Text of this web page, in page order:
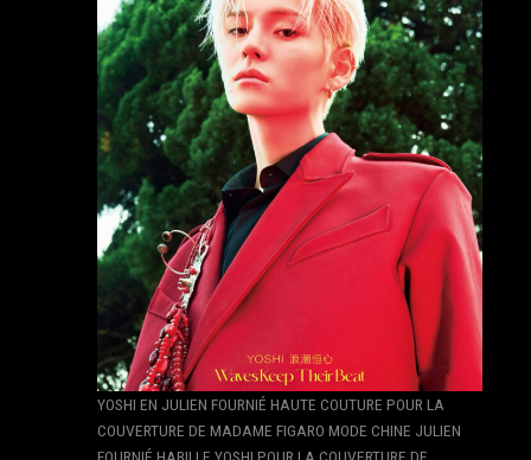
YOSHI EN JULIEN FOURNIÉ HAUTE COUTURE POUR LA
COUVERTURE DE MADAME FIGARO MODE CHINE JULIEN